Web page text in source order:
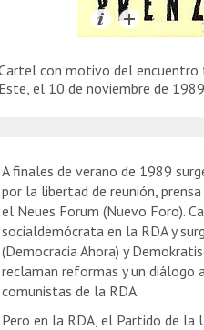
con motivo del encuentro
Este, el 10 de noviembre de
A finales de verano de 1989
por la libertad de reunión,
el Neues Forum (Nuevo Foro).
socialdemócrata en la RDA y
(Democracia Ahora) y
reclaman reformas y un diálogo
comunistas de la RDA.
Pero en la RDA, el Partido de la